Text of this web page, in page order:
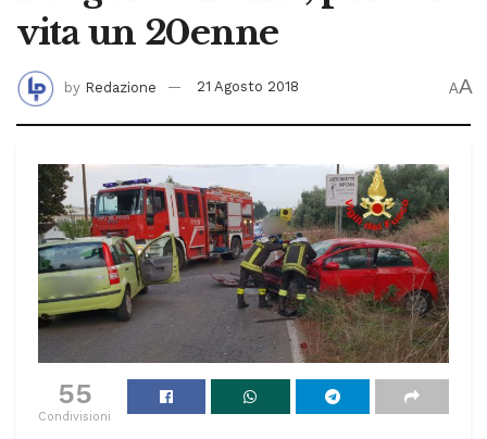
vita un 20enne
by Redazione 21 Agosto 2018 AA
55
Condivisioni